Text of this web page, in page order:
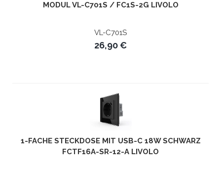
MODUL VL-C701S / FC1S-2G LIVOLO
VL-C701S
26,90 €
1-FACHE STECKDOSE MIT USB-C 18W SCHWARZ
FCTF16A-SR-12-A LIVOLO